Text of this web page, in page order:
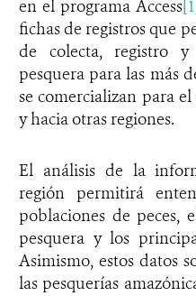
en el programa Access
fichas de registros que
de colecta, registro
pesquera para las más
se comercializan para
y hacia otras regiones.
El análisis de la
región permitirá
poblaciones de peces,
pesquera y los
Asimismo, estos datos
las pesquerías